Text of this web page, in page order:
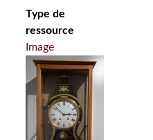
Type de
ressource
Image